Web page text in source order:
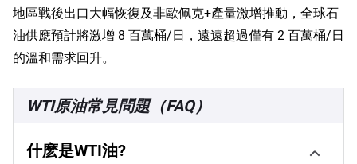
地區戰後出口大幅恢復及非歐佩克+產量激增推動，全球石
油供應預計將激增 8 百萬桶/日，遠遠超過僅有 2 百萬桶/日
的溫和需求回升。
WTI原油常見問題（FAQ）
什麽是WTI油?